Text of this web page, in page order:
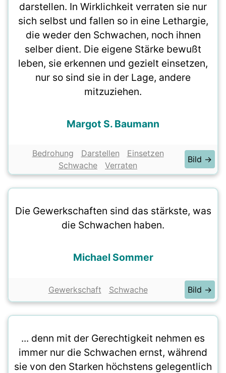
darstellen. In Wirklichkeit verraten sie nur
sich selbst und fallen so in eine Lethargie,
die weder den Schwachen, noch ihnen
selber dient. Die eigene Stärke bewußt
leben, sie erkennen und gezielt einsetzen,
nur so sind sie in der Lage, andere
mitzuziehen.
Margot S. Baumann
Bedrohung Darstellen
Einsetzen
Schwache
Verraten
Bild →
Die Gewerkschaften sind das stärkste, was
die Schwachen haben.
Michael Sommer
Gewerkschaft Schwache Bild →
... denn mit der Gerechtigkeit nehmen es
immer nur die Schwachen ernst, während
sie von den Starken höchstens gelegentlich